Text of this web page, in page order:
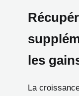
les
La